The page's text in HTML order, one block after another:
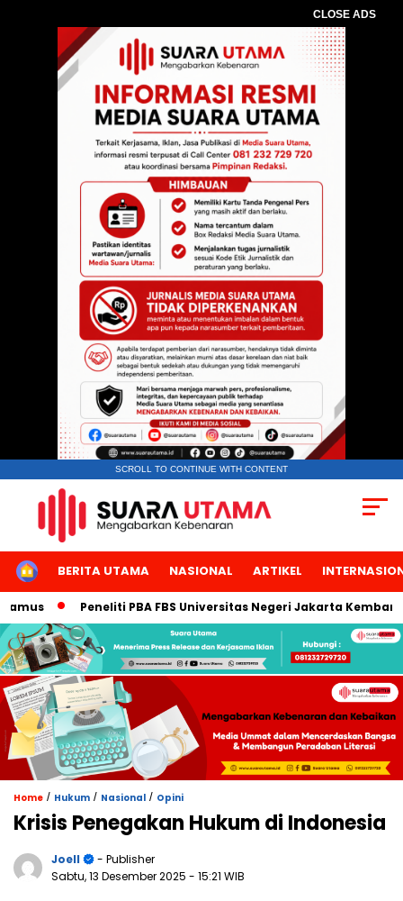
CLOSE ADS
SCROLL TO CONTINUE WITH CONTENT
HOMEBERITA UTAMA NASIONAL ARTIKEL
Peneliti PBA FBS Universitas Negeri Jakarta
Home / Hukum / Nasional / Opini
Krisis Penegakan Hukum di Indonesia
Joell
- Publisher
Sabtu, 13 Desember 2025 - 15:21 WIB